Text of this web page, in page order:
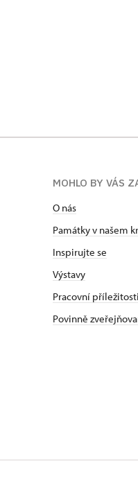
MOHLO BY VÁS
O nás
Památky v našem
Inspirujte se
Výstavy
Pracovní příležitosti
Povinně